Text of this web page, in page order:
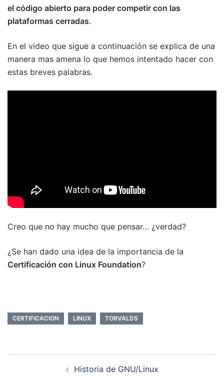
el código abierto para poder competir con las
plataformas cerradas.
En el video que sigue a continuación se explica de una
manera mas amena lo que hemos intentado hacer con
estas breves palabras.
Creo que no hay mucho que pensar… ¿verdad?
¿Se han dado una idea de la importancia de la
Certificación con Linux Foundation?
CERTIFICACION LINUX TORVALDS
Historia de GNU/Linux